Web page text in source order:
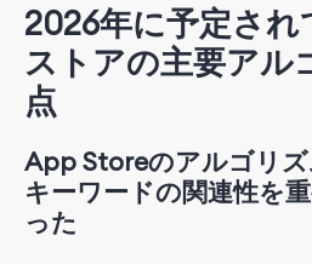
2026年に予定され
ストアの主要アル
点
App Storeのアルゴリ
キーワードの関連性を
った